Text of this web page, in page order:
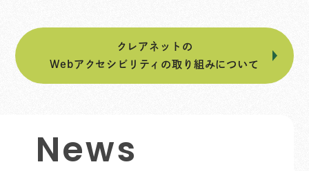
クレアネットの
Webアクセシビリティの取り組みについて
News